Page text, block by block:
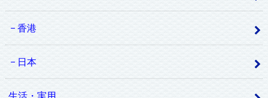
香港
日本
生活・実用